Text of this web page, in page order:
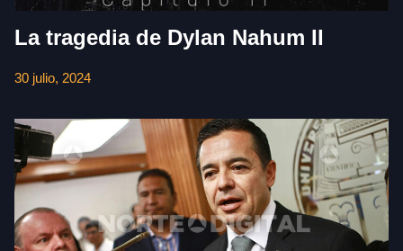
La tragedia de Dylan Nahum II
30 julio, 2024